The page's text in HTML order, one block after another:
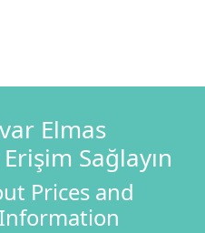
Elmas
Sağlayın
Prices and